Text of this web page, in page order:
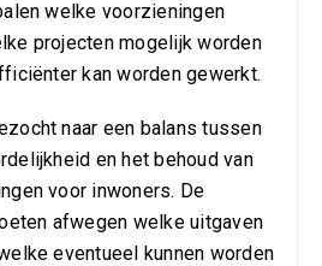
welke voorzieningen
projecten mogelijk worden
kan worden gewerkt.
naar een balans tussen
en het behoud van
voor inwoners. De
afwegen welke uitgaven
eventueel kunnen worden